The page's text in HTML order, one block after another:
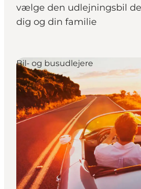
vælge den udlejningsbil
dig og din familie
Bil- og busudlejere